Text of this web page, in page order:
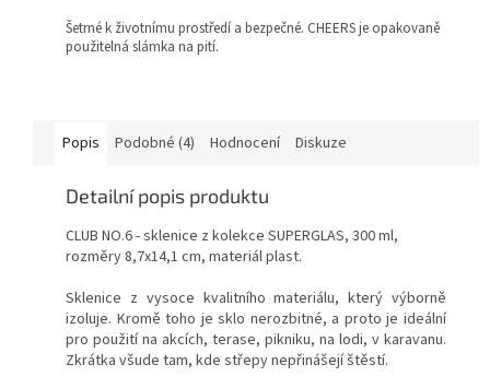
Šetrné k životnímu prostředí a bezpečné. CHEERS je opakovaně
použitelná slámka na pití.
Popis Podobné (4) Hodnocení Diskuze
Detailní popis produktu
CLUB NO.6 - sklenice z kolekce SUPERGLAS, 300 ml,
rozměry 8,7x14,1 cm, materiál plast.
Sklenice z vysoce kvalitního materiálu, který výborně
izoluje. Kromě toho je sklo nerozbitné, a proto je ideální
pro použití na akcích, terase, pikniku, na lodi, v karavanu.
Zkrátka všude tam, kde střepy nepřinášejí štěstí.